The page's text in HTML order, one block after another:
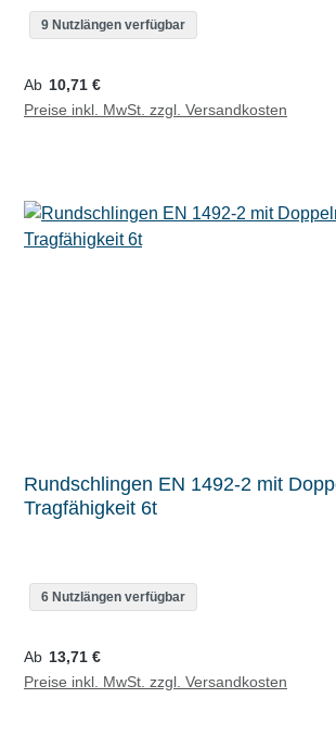
9 Nutzlängen verfügbar
Regulärer Preis:
Ab 10,71 €
Preise inkl. MwSt. zzgl. Versandkosten
Rundschlingen EN 1492-2 mit
Tragfähigkeit 6t
6 Nutzlängen verfügbar
Regulärer Preis:
Ab 13,71 €
Preise inkl. MwSt. zzgl. Versandkosten